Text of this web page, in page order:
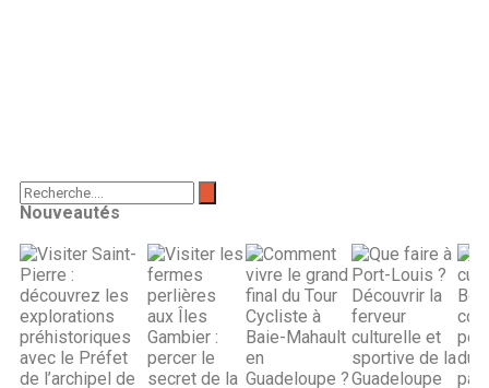
Nouveautés